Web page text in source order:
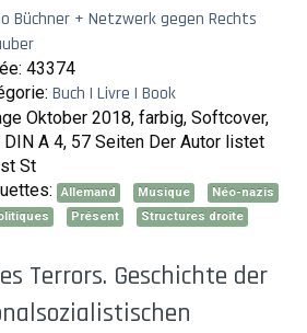
Büchner + Netzwerk gegen Rechts
43374
Buch | Livre | Book
Oktober 2018, farbig, Softcover,
DIN A 4, 57 Seiten Der Autor listet
St
Allemand Musique
Néo-nazis
Présent Structures droite
Terrors. Geschichte der